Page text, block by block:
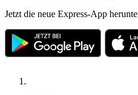
Jetzt die neue Express-App